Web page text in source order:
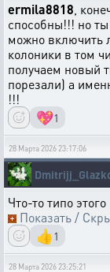
ermila8818 ,
способны!!! но
можно включить
колоники в том
получаем новый
порезали) а
!!!
💖1
28 Марта 2026 23:17:06
Что-то типо этого
Показать /
👍1
28 Марта 2026 23:25:21